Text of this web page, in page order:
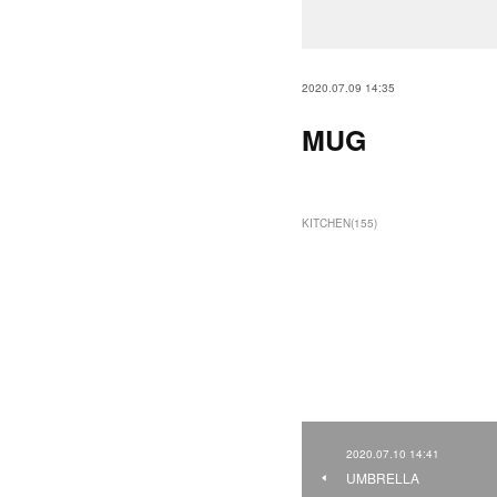
2020.07.09 14:35
MUG
KITCHEN(155)
2020.07.10 14:41
UMBRELLA